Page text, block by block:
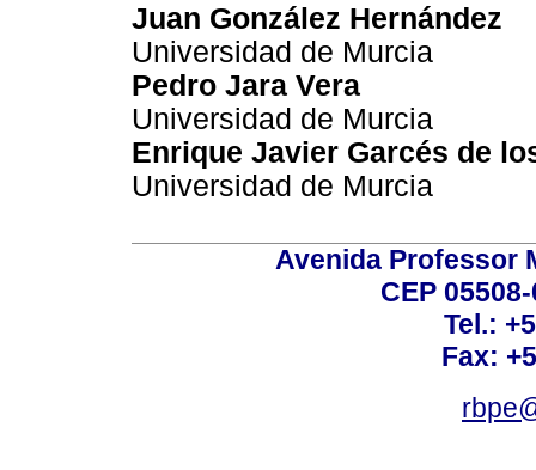
Juan González Hernández
Universidad de Murcia
Pedro Jara Vera
Universidad de Murcia
Enrique Javier Garcés de
Universidad de Murcia
Avenida Professor
CEP
Tel.:
Fax: